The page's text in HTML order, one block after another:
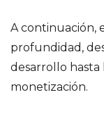
A continuación,
profundidad,
desarrollo hasta
monetización.